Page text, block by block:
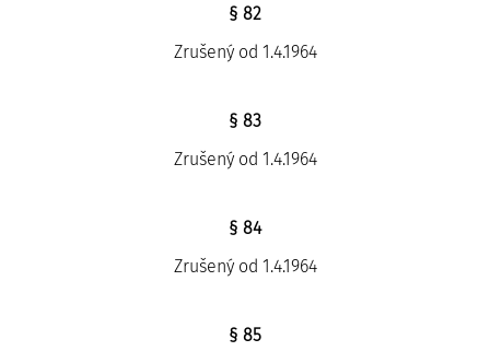
§ 82
Zrušený od 1.4.1964
§ 83
Zrušený od 1.4.1964
§ 84
Zrušený od 1.4.1964
§ 85